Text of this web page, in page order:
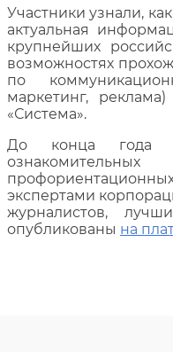
Участники узнали,
актуальная
крупнейших
возможностях
по
маркетинг,
«Система».
До конца года
экспертами
журналистов,
опубликованы на